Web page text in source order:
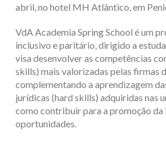
abril, no hotel MH Atlântico, em
VdA Academia Spring School é um
inclusivo e paritário, dirigido a
visa desenvolver as competências
skills) mais valorizadas pelas firmas
complementando a aprendizagem
jurídicas (hard skills) adquiridas nas
como contribuir para a promoção da
oportunidades.